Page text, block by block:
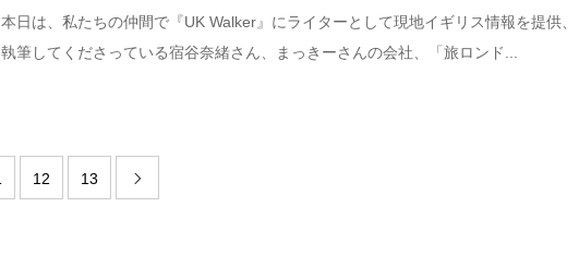
本日は、私たちの仲間で『UK Walker』にライターとして現地イギリス情報を提供、
執筆してくださっている宿谷奈緒さん、まっきーさんの会社、「旅ロンド...
12 13 